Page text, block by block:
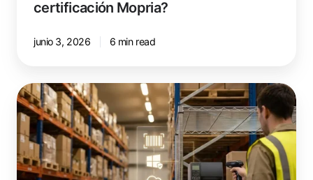
certificación Mopria?
junio 3, 2026 6 min read
¿Dejarán
de
funcionar
las
impresoras
de